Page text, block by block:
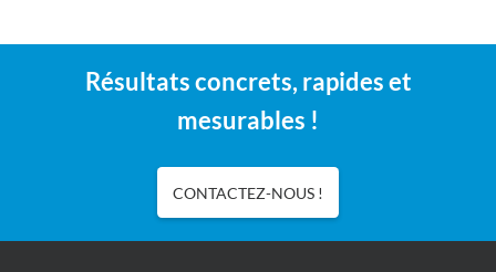
Résultats concrets, rapides et
mesurables !
CONTACTEZ-NOUS !